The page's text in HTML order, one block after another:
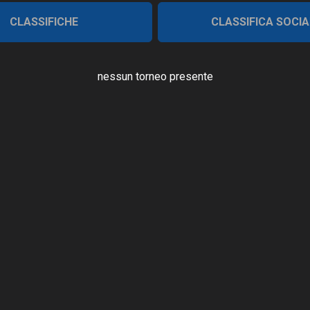
CLASSIFICHE CLASSIFICA
nessun torneo presente